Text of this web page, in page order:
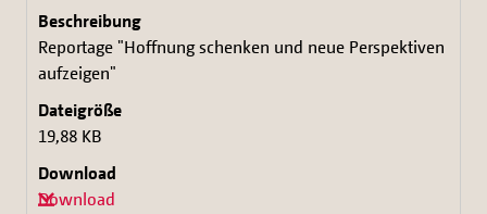
Reportage "Hoffnung schenken und neue Perspektiven
aufzeigen"
19,88 KB
Download